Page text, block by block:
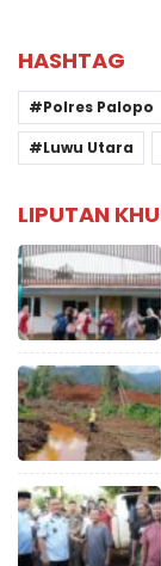
HASHTAG
Polres Palopo
Luwu Utara
LIPUTAN